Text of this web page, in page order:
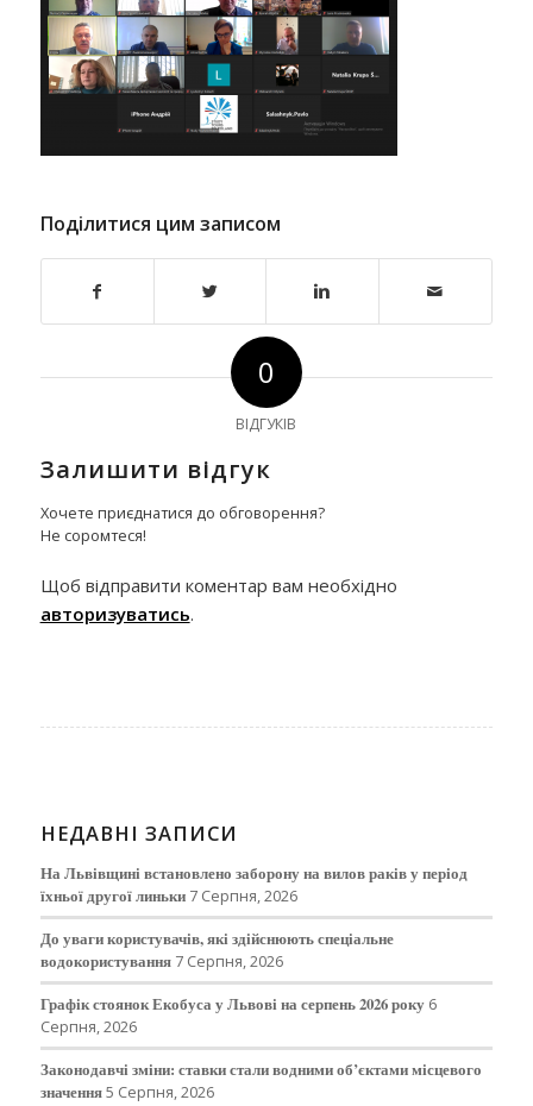
Поділитися цим записом
0
ВІДГУКІВ
Залишити відгук
Хочете приєднатися до обговорення?
Не соромтеся!
Щоб відправити коментар вам необхідно
авторизуватись.
НЕДАВНІ ЗАПИСИ
На Львівщині встановлено заборону на вилов раків у період
їхньої другої линьки 7 Серпня, 2026
До уваги користувачів, які здійснюють спеціальне
водокористування 7 Серпня, 2026
Графік стоянок Екобуса у Львові на серпень 2026 року 6
Серпня, 2026
Законодавчі зміни: ставки стали водними об’єктами місцевого
значення5 Серпня, 2026